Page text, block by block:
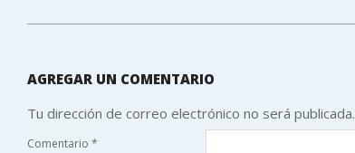
AGREGAR UN COMENTARIO
Tu dirección de correo electrónico no será publicada.
Comentario *